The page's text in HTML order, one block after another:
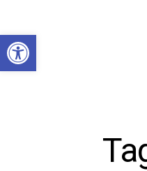
Abrir a barra